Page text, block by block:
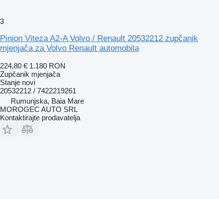
3
Pinion Viteza A2-A Volvo / Renault 20532212 zupčanik
mjenjača za Volvo Renault automobila
224,80 € 1.180 RON
Zupčanik mjenjača
Stanje novi
20532212 / 7422219261
Rumunjska, Baia Mare
MOROGEC AUTO SRL
Kontaktirajte prodavatelja